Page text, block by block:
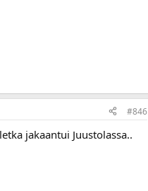
#846
jakaantui Juustolassa..